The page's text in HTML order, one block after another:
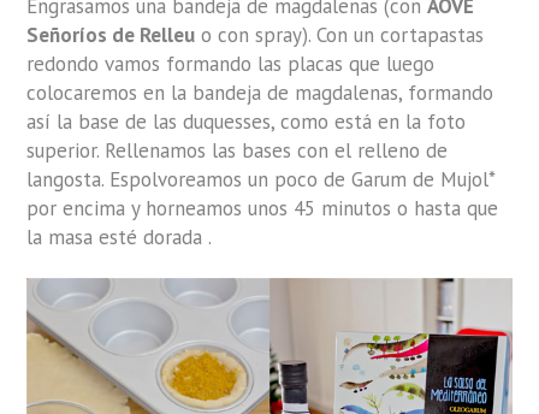
Engrasamos una bandeja de magdalenas (conAOVE
Señoríos de Relleu o con spray). Con un cortapastas
redondo vamos formando las placas que luego
colocaremos en la bandeja de magdalenas, formando
así la base de las duquesses, como está en la foto
superior. Rellenamos las bases con el relleno de
langosta. Espolvoreamos un poco de Garum de Mujol*
por encima y horneamos unos 45 minutos o hasta que
la masa esté dorada .